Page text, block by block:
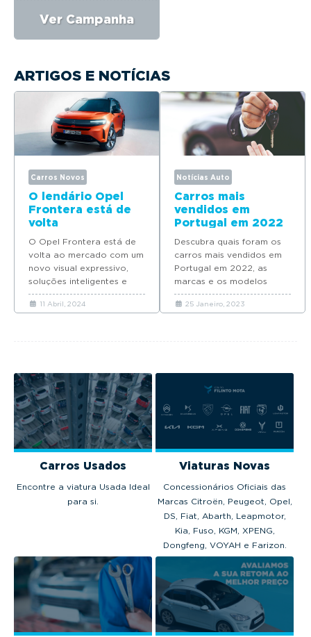
Ver Campanha
ARTIGOS E NOTÍCIAS
Carros Novos
O lendário Opel
Frontera está de
volta
O Opel Frontera está de
volta ao mercado com um
novo visual expressivo,
soluções inteligentes e
motorizações elétricas e
híbridas plug-in.
11 Abril, 2024
Notícias Auto
Carros mais
vendidos em
Portugal em 2022
Descubra quais foram os
carros mais vendidos em
Portugal em 2022, as
marcas e os modelos
favoritos dos portugueses.
25 Janeiro, 2023
Carros Usados
Encontre a viatura Usada Ideal
para si.
Viaturas Novas
Concessionários Oficiais das
Marcas Citroën, Peugeot, Opel,
DS, Fiat, Abarth, Leapmotor,
Kia, Fuso, KGM, XPENG,
Dongfeng, VOYAH e Farizon.